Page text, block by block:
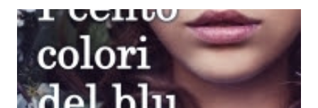
potete capire le mie aspettative! Innanzitutto, se la Gier o
la ce avesse deciso di pubblicare la trilogia in un unico libro,
probabilmente lo avrei apprezzato molto di più. Red è
molto introduttivo, nel senso che in trecento pagine non
succede un bel niente. E non ha nemmeno un finale ._.